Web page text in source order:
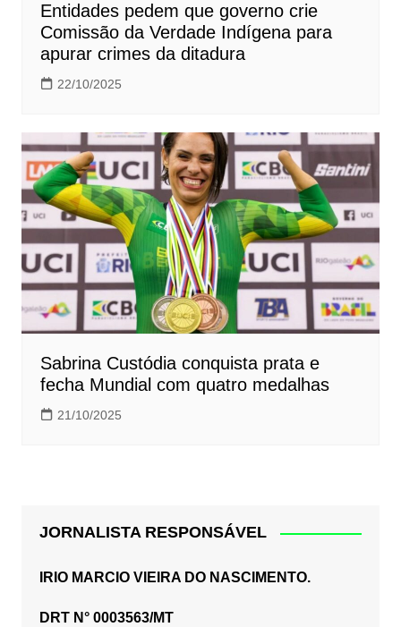
Entidades pedem que governo crie
Comissão da Verdade Indígena para
apurar crimes da ditadura
22/10/2025
Sabrina Custódia conquista prata e
fecha Mundial com quatro medalhas
21/10/2025
JORNALISTA RESPONSÁVEL
IRIO MARCIO VIEIRA DO NASCIMENTO.
DRT N° 0003563/MT